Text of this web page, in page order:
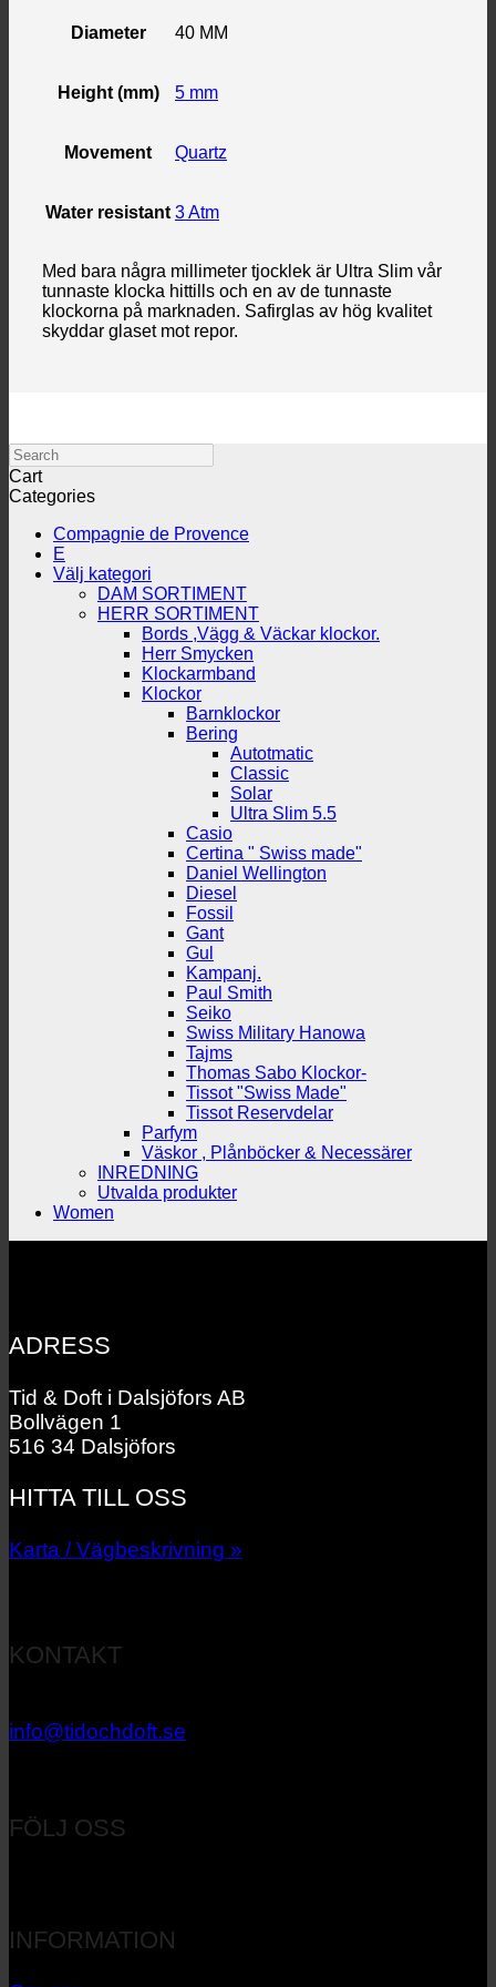
Diameter 40 MM
Height (mm) 5 mm
Movement Quartz
Water resistant 3 Atm
Med bara några millimeter tjocklek är Ultra Slim vår
tunnaste klocka hittills och en av de tunnaste
klockorna på marknaden. Safirglas av hög kvalitet
skyddar glaset mot repor.
Search
Cart
Categories
Compagnie de Provence
E
Välj kategori
DAM SORTIMENT
HERR SORTIMENT
Bords ,Vägg & Väckar klockor.
Herr Smycken
Klockarmband
Klockor
Barnklockor
Bering
Autotmatic
Classic
Solar
Ultra Slim 5.5
Casio
Certina " Swiss made"
Daniel Wellington
Diesel
Fossil
Gant
Gul
Kampanj.
Paul Smith
Seiko
Swiss Military Hanowa
Tajms
Thomas Sabo Klockor-
Tissot "Swiss Made"
Tissot Reservdelar
Parfym
Väskor , Plånböcker & Necessärer
INREDNING
Utvalda produkter
Women
ADRESS
Tid & Doft i Dalsjöfors AB
Bollvägen 1
516 34 Dalsjöfors
HITTA TILL OSS
Karta / Vägbeskrivning »
KONTAKT
info@tidochdoft.se
FÖLJ OSS
INFORMATION